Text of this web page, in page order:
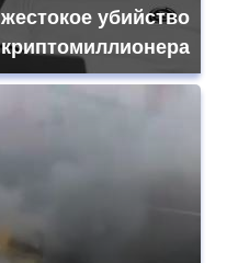
жестокое убийство
криптомиллионера